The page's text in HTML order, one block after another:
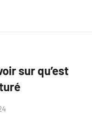
sur qu’est